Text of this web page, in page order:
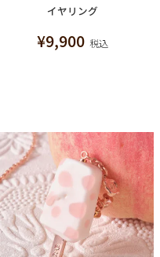
イヤリング
¥9,900 税込